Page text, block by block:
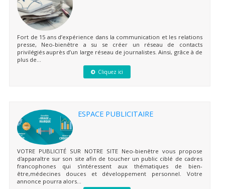
Fort de 15 ans d’expérience dans la communication et les relations
presse, Neo-bienêtre a su se créer un réseau de contacts
privilégiés auprès d’un large réseau de journalistes. Ainsi, grâce à de
plus de...
Cliquez ici
ESPACE PUBLICITAIRE
VOTRE PUBLICITÉ SUR NOTRE SITE Neo-bienêtre vous propose
d'apparaître sur son site afin de toucher un public ciblé de cadres
francophones qui s'intéressent aux thématiques de bien-
être,médecines douces et développement personnel. Votre
annonce pourra alors...